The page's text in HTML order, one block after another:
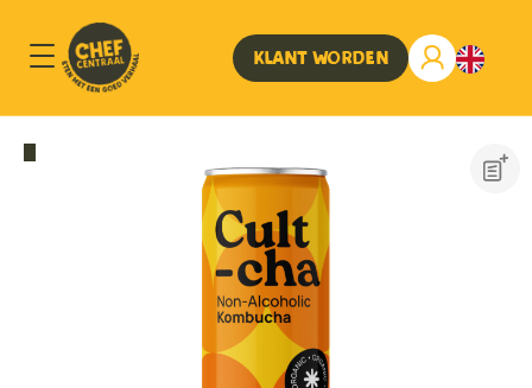
Klant worden